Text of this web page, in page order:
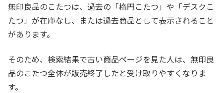
無印良品のこたつは、過去の「楕円こたつ」や「デスクこ
たつ」が在庫なし、または過去商品として表示されること
があります。
そのため、検索結果で古い商品ページを見た人は、無印良
品のこたつ全体が販売終了したと受け取りやすくなりま
す。